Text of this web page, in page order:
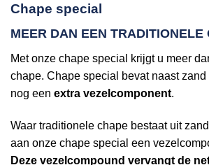
Chape special
MEER DAN EEN TRADITIONELE
Met onze chape special krijgt u meer
chape. Chape special bevat naast
nog een extra vezelcomponent.
Waar traditionele chape bestaat uit
aan onze chape special een
Deze vezelcompound vervangt de